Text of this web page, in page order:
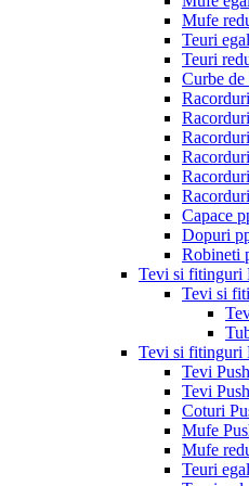
Mufe
Teuri
Teuri
Curbe
Capace
Dopuri
Robineti
Tevi si fitinguri
Tevi si
Tevi si fitinguri
Tevi
Tevi
Coturi
Mufe
Mufe
Teuri